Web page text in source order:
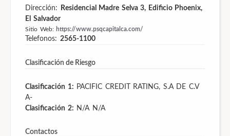
Dirección:
Residencial Madre Selva 3, Edificio Phoenix,
El Salvador
Sitio Web: https://www.psqcapitalca.com/
Telefonos: 2565-1100
Clasificación de Riesgo
Clasificación 1: PACIFIC CREDIT RATING, S.A DE C.V
A-
Clasificación 2: N/AN/A
Contactos